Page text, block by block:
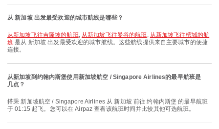
从 新加坡 出发最受欢迎的城市航线是哪些？
从新加坡飞往吉隆坡的航班, 从新加坡飞往曼谷的航班, 从新加坡飞往槟城的航
班 是从 新加坡 出发最受欢迎的城市航线。这些航线提供来自主要城市的便捷
连接。
从新加坡到约翰内斯堡使用新加坡航空 / Singapore Airlines的最早航班是
几点？
搭乘 新加坡航空 / Singapore Airlines 从 新加坡 前往 约翰内斯堡 的最早航班
于 01:15 起飞。您可以在 Airpaz 查看该航班时间并比较其他可选航班。